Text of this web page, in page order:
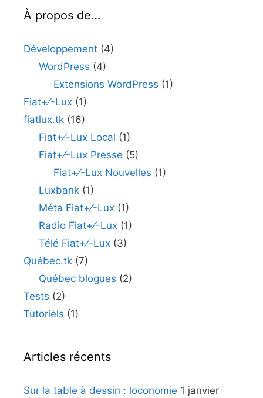
À propos de…
Développement (4)
WordPress (4)
Extensions WordPress (1)
Fiat+⁄-Lux (1)
fiatlux.tk (16)
Fiat+⁄-Lux Local (1)
Fiat+⁄-Lux Presse (5)
Fiat+⁄-Lux Nouvelles (1)
Luxbank(1)
Méta Fiat+⁄-Lux (1)
Radio Fiat+⁄-Lux (1)
Télé Fiat+⁄-Lux (3)
Québec.tk (7)
Québec blogues (2)
Tests (2)
Tutoriels (1)
Articles récents
Sur la table à dessin : loconomie 1 janvier